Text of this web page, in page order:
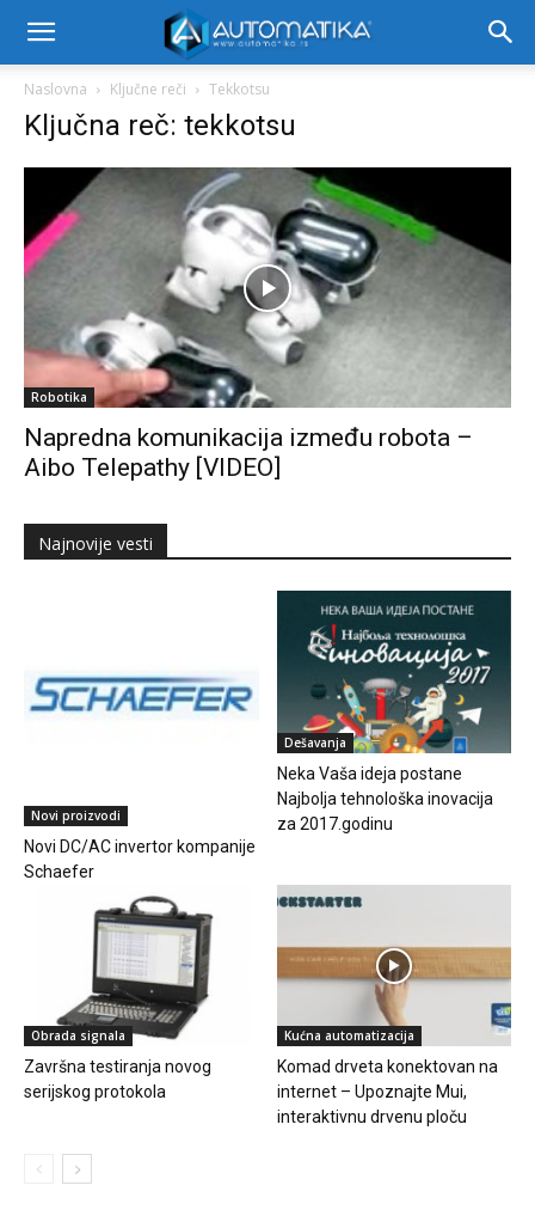
Naslovna Ključne reči Tekkotsu
Ključna reč: tekkotsu
Robotika
Napredna komunikacija između robota –
Aibo Telepathy [VIDEO]
Najnovije vesti
Novi proizvodi
Novi DC/AC invertor kompanije
Schaefer
Dešavanja
Neka Vaša ideja postane
Najbolja tehnološka inovacija
za 2017.godinu
Obrada signala
Završna testiranja novog
serijskog protokola
Kućna automatizacija
Komad drveta konektovan na
internet – Upoznajte Mui,
interaktivnu drvenu ploču